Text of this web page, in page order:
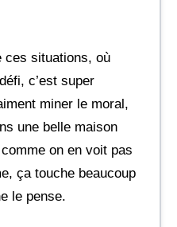
ces situations, où
c’est super
miner le moral,
une belle maison
on en voit pas
ça touche beaucoup
le pense.